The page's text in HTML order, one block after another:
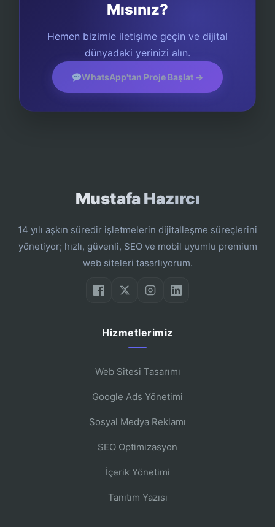
Mısınız?
Hemen bizimle iletişime geçin ve dijital
dünyadaki yerinizi alın.
WhatsApp'tan Proje Başlat →
Mustafa Hazırcı
14 yılı aşkın süredir işletmelerin dijitalleşme süreçlerini
yönetiyor; hızlı, güvenli, SEO ve mobil uyumlu premium
web siteleri tasarlıyorum.
Hizmetlerimiz
Web Sitesi Tasarımı
Google Ads Yönetimi
Sosyal Medya Reklamı
SEO Optimizasyon
İçerik Yönetimi
Tanıtım Yazısı